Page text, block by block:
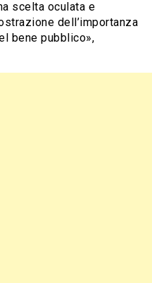
scelta oculata e
dell’importanza
bene pubblico»,